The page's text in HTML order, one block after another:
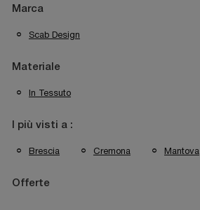
Marca
Scab Design
Materiale
In Tessuto
I più visti a :
Brescia Cremona Mantova
Offerte